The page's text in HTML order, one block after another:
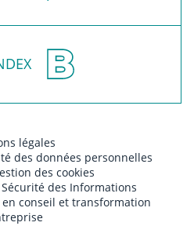
légales
des données personnelles
des cookies
des Informations
conseil et transformation